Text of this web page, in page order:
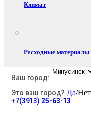
Климат
Расходные материалы
Электротовары
Ваш город:
Это ваш город? Да/Нет
+7(3913) 25-63-13